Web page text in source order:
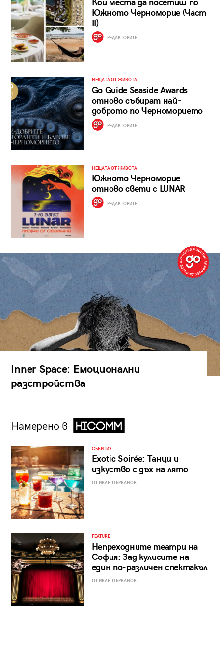
Кои места да посетиш по
Южното Черноморие (Част
II)
РЕДАКТОРИТЕ
НЕЩАТА ОТ ЖИВОТА
Go Guide Seaside Awards
отново събират най-
доброто по Черноморието
РЕДАКТОРИТЕ
НЕЩАТА ОТ ЖИВОТА
Южното Черноморие
отново свети с LUNAR
РЕДАКТОРИТЕ
Inner Space: Емоционални
разстройства
Намерено в
СЪБИТИЯ
Exotic Soirée: Танци и
изкуство с дъх на лято
ОТ ИВАН ПЪРВАНОВ
FEATURE
Непреходните театри на
София: Зад кулисите на
един по-различен спектакъл
ОТ ИВАН ПЪРВАНОВ